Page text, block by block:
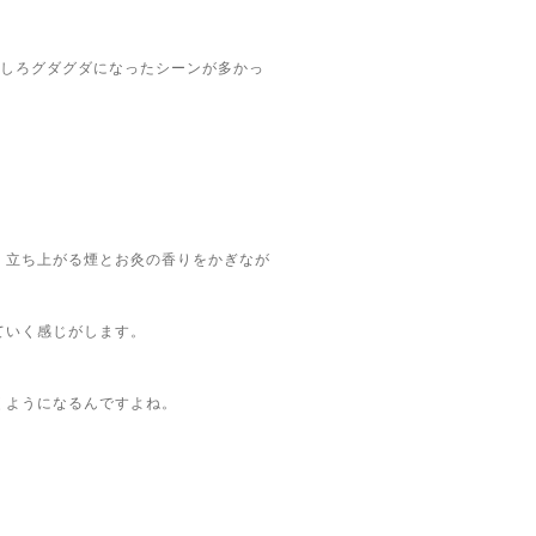
ろグダグダになったシーンが多かっ
ち上がる煙とお灸の香りをかぎなが
く感じがします。
うになるんですよね。